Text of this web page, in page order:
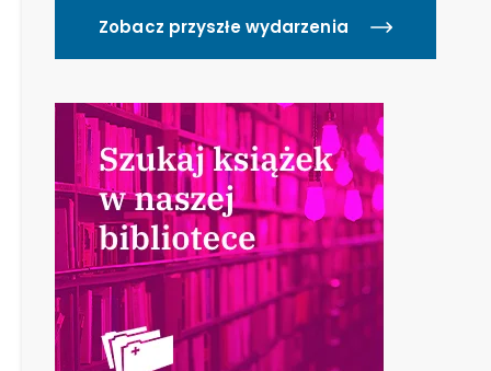
Zobacz przyszłe wydarzenia